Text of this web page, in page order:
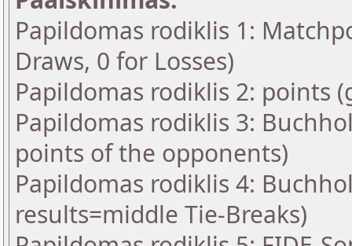
Papildomas rodiklis 1:
Draws, 0 for Losses)
Papildomas rodiklis 2: points
Papildomas rodiklis 3:
points of the opponents)
Papildomas rodiklis 4:
results=middle Tie-Breaks)